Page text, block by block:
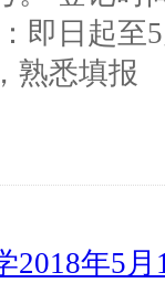
即日起至
熟悉填报
2018年5